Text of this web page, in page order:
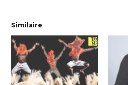
Similaire